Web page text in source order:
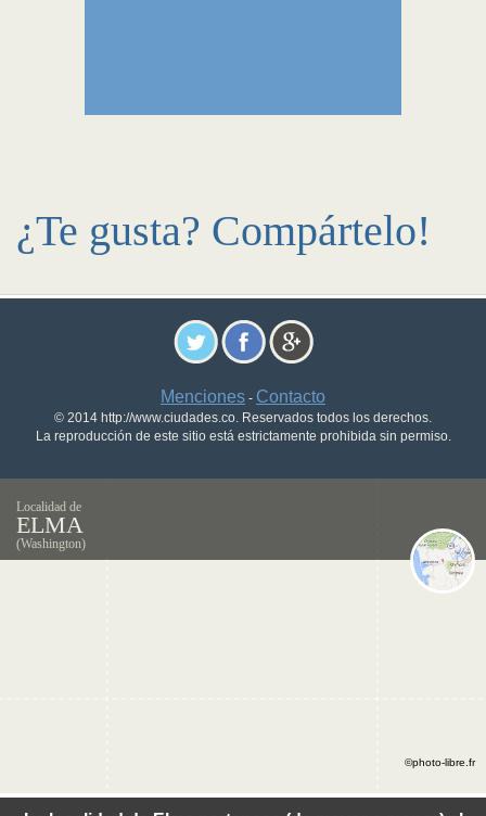
¿Te gusta? Compártelo!
Menciones - Contacto
© 2014 http://www.ciudades.co. Reservados todos los derechos.
La reproducción de este sitio está estrictamente prohibida sin permiso.
Localidad de
ELMA
(Washington)
©photo-libre.fr